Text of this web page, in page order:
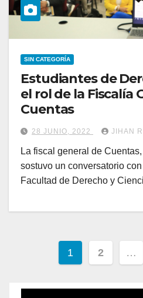
SIN CATEGORÍA
Estudiantes de
el rol de la Fiscalía
Cuentas
28 JUNIO, 2022 JIHAN
La fiscal general de
sostuvo un conversatorio
Facultad de Derecho y
1 2 …